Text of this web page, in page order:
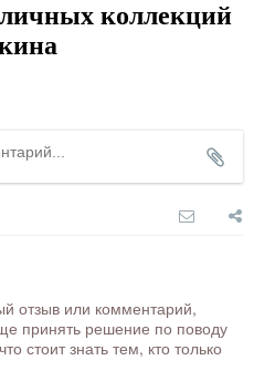
коллекций
отзыв или комментарий,
принять решение по поводу
стоит знать тем, кто только